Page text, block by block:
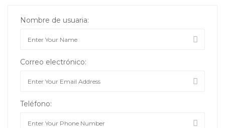
Nombre de usuaria:
Correo electrónico:
Teléfono: